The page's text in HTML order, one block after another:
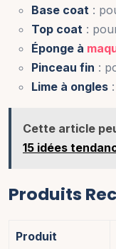
Base coat :
Top coat :
Éponge à
Pinceau fin :
Lime à ongles
Cette article
15 idées
Produits
Produit